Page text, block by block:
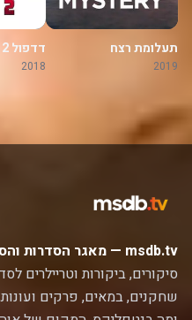
תעלומת רצח
2019
דדפול 2
2018
msdb.tv — מאגר הסדרות והסרטים המוביל בעברית.
סיקורים, ביקורות וטריילרים
שחקנים, במאים, פרקים